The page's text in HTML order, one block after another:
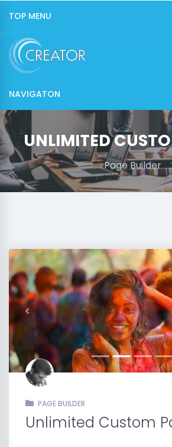
TOP MENU
NAVIGATON
UNLIMITED
Page Builder
Previous
PAGE BUILDER
Unlimited Custom